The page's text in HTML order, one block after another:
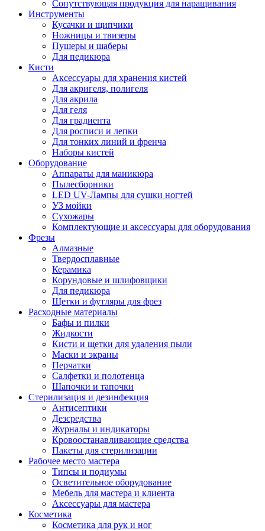
Сопутствующая продукция для наращивания
Инструменты
Кусачки и щипчики
Ножницы и твизеры
Пушеры и шаберы
Для педикюра
Кисти
Аксессуары для хранения кистей
Для акригеля, полигеля
Для акрила
Для геля
Для градиента
Для росписи и лепки
Для тонких линий и френча
Наборы кистей
Оборудование
Аппараты для маникюра
Пылесборники
LED UV-Лампы для сушки ногтей
УЗ мойки
Сухожары
Комплектующие и аксессуары для оборудования
Фрезы
Алмазные
Твердосплавные
Керамика
Корундовые и шлифовщики
Для педикюра
Щетки и футляры для фрез
Расходные материалы
Бафы и пилки
Жидкости
Кисти и щетки для удаления пыли
Маски и экраны
Перчатки
Салфетки и полотенца
Шапочки и тапочки
Стерилизация и дезинфекция
Антисептики
Дезсредства
Журналы и индикаторы
Кровоостанавливающие средства
Пакеты для стерилизации
Рабочее место мастера
Типсы и подиумы
Осветительное оборудование
Мебель для мастера и клиента
Аксессуары для мастера
Косметика
Косметика для рук и ног